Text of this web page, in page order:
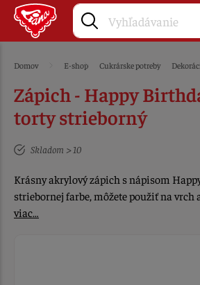
Domov E-shop Cukrárske potreby
Zápich - Happy
torty strieborný
Skladom > 10
Krásny akrylový zápich s nápisom
striebornej farbe, môžete použiť na vrch
viac…